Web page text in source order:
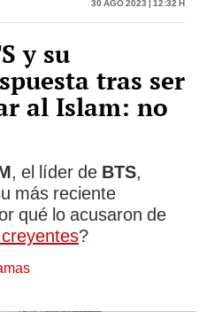
y su
tras ser
al Islam: no
, el líder de BTS,
más reciente
qué lo acusaron de
?